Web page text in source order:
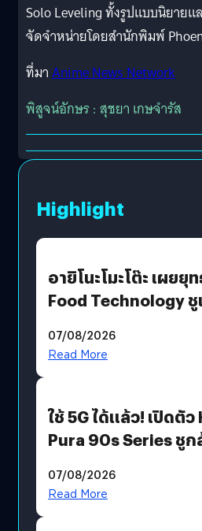
Solo Leveling ทั้งรูปแบบนิยาย
จัดจำหน่ายโดยสำนักพิมพ์
ที่มาAnime News Network
พิสูจน์อักษร : สุชยา เกษจำรัส
Highlight
อายิโนะโมะโต๊ะ เผยยุ
Food Technology ชู
บริโภคและ B2B
07/08/2026
Read More
ใช้ 5G ได้แล้ว! เปิดตั
Pura 90s Series ชู
07/08/2026
Read More